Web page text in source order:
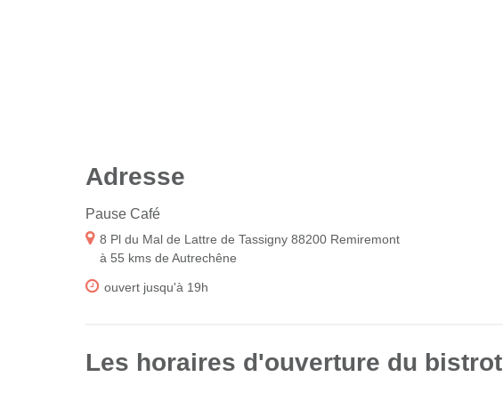
Adresse
Pause Café
8 Pl du Mal de Lattre de Tassigny 88200 Remiremont
à 55 kms de Autrechêne
ouvert jusqu'à 19h
Les horaires d'ouverture du bistrot